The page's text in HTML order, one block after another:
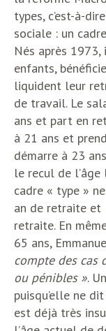
types, c’est-à-
sociale : un
Nés après
enfants,
liquident leur
de travail. Le
ans et part en
à 21 ans et
démarre à 23
le recul de
cadre « type »
an de retraite et
retraite. En
65 ans,
compte des cas
ou pénibles ».
puisqu’elle ne
est déjà très